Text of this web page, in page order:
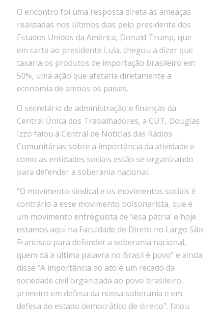
O encontro foi uma resposta direta às ameaças
realizadas nos últimos dias pelo presidente dos
Estados Unidos da América, Donald Trump, que
em carta ao presidente Lula, chegou a dizer que
taxaria os produtos de importação brasileiro em
50%, uma ação que afetaria diretamente a
economia de ambos os países.
O secretário de administração e finanças da
Central Única dos Trabalhadores, a CUT, Douglas
Izzo falou à Central de Notícias das Rádios
Comunitárias sobre a importância da atividade e
como as entidades sociais estão se organizando
para defender a soberania nacional.
“O movimento sindical e os movimentos sociais é
contrário a esse movimento bolsonarista, que é
um movimento entreguista de ‘lesa pátria’ e hoje
estamos aqui na Faculdade de Direto no Largo São
Francisco para defender a soberania nacional,
quem dá a última palavra no Brasil é povo” e ainda
disse “A importância do ato é um recado da
sociedade civil organizada ao povo brasileiro,
primeiro em defesa da nossa soberania e em
defesa do estado democrático de direito”, falou